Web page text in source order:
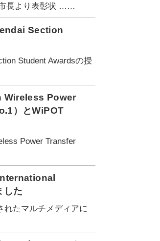
市長より表彰状 ……
Section
Student Awardsの授
Wireless Power
）とWiPOT
Power Transfer
した
れたマルチメディアに